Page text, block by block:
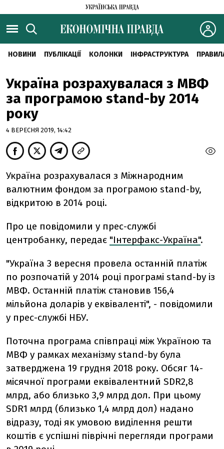
НОВИНИ ПУБЛІКАЦІЇ КОЛОНКИ ІНФРАСТРУКТУРА
Україна розрахувалася з МВФ
за програмою stand-by 2014
року
4 ВЕРЕСНЯ 2019, 14:42
Україна розрахувалася з Міжнародним
валютним фондом за програмою stand-by,
відкритою в 2014 році.
Про це повідомили у прес-службі
центробанку, передає "Інтерфакс-Україна".
"Україна 3 вересня провела останній платіж
по розпочатій у 2014 році програмі stand-by із
МВФ. Останній платіж становив 156,4
мільйона доларів у еквіваленті", - повідомили
у прес-службі НБУ.
Поточна програма співпраці між Україною та
МВФ у рамках механізму stand-by була
затверджена 19 грудня 2018 року. Обсяг 14-
місячної програми еквівалентний SDR2,8
млрд, або близько 3,9 млрд дол. При цьому
SDR1 млрд (близько 1,4 млрд дол) надано
відразу, тоді як умовою виділення решти
коштів є успішні піврічні перегляди програми